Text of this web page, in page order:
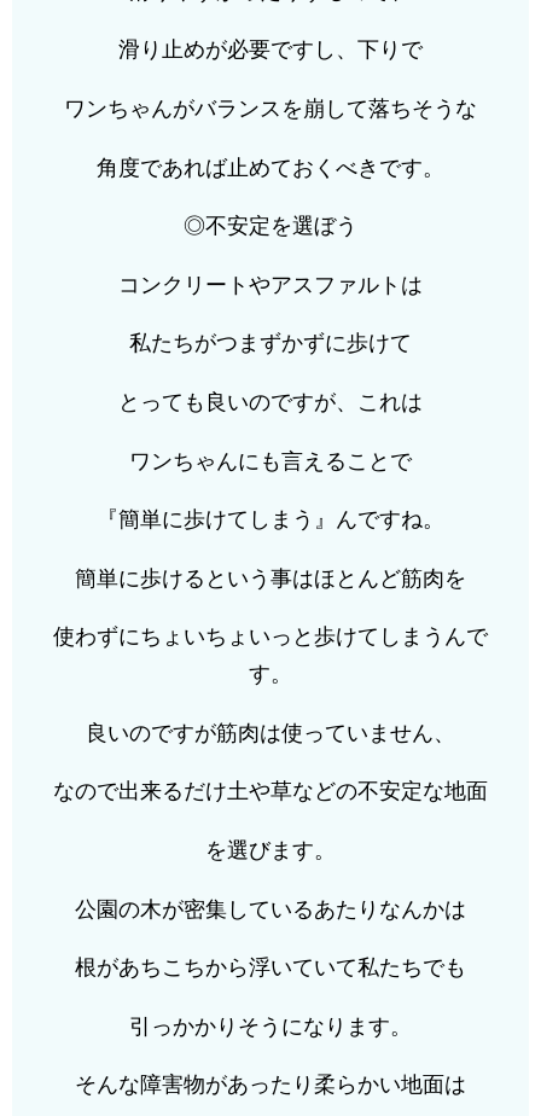
滑り止めが必要ですし、下りで
ワンちゃんがバランスを崩して落ちそうな
角度であれば止めておくべきです。
◎不安定を選ぼう
コンクリートやアスファルトは
私たちがつまずかずに歩けて
とっても良いのですが、これは
ワンちゃんにも言えることで
『簡単に歩けてしまう』んですね。
簡単に歩けるという事はほとんど筋肉を
使わずにちょいちょいっと歩けてしまうんで
す。
良いのですが筋肉は使っていません、
なので出来るだけ土や草などの不安定な地面
を選びます。
公園の木が密集しているあたりなんかは
根があちこちから浮いていて私たちでも
引っかかりそうになります。
そんな障害物があったり柔らかい地面は